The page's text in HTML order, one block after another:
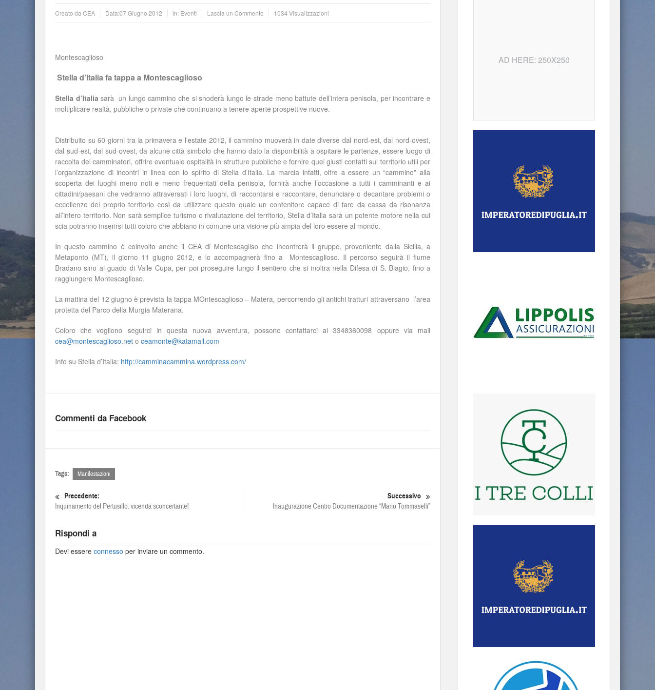
Creato da CEA Data:07 Giugno 2012 in: Eventi Lascia un Commento 1034 Visualizzazioni
Montescaglioso
Stella d’Italia fa tappa a Montescaglioso
Stella d’Italia sarà un lungo cammino che si snoderà lungo le strade meno battute dell’intera penisola, per incontrare e
moltiplicare realtà, pubbliche o private che continuano a tenere aperte prospettive nuove.
Distribuito su 60 giorni tra la primavera e l’estate 2012, il cammino muoverà in date diverse dal nord-est, dal nord-ovest,
dal sud-est, dal sud-ovest, da alcune città simbolo che hanno dato la disponibilità a ospitare le partenze, essere luogo di
raccolta dei camminatori, offrire eventuale ospitalità in strutture pubbliche e fornire quei giusti contatti sul territorio utili per
l’organizzazione di incontri in linea con lo spirito di Stella d’Italia. La marcia infatti, oltre a essere un “cammino” alla
scoperta dei luoghi meno noti e meno frequentati della penisola, fornirà anche l’occasione a tutti i camminanti e ai
cittadini/paesani che vedranno attraversati i loro luoghi, di raccontarsi e raccontare, denunciare o decantare problemi o
eccellenze del proprio territorio così da utilizzare questo quale un contenitore capace di fare da cassa da risonanza
all’intero territorio. Non sarà semplice turismo o rivalutazione del territorio, Stella d’Italia sarà un potente motore nella cui
scia potranno inserirsi tutti coloro che abbiano in comune una visione più ampia del loro essere al mondo.
In questo cammino è coinvolto anche il CEA di Montescagliso che incontrerà il gruppo, proveniente dalla Sicilia, a
Metaponto (MT), il giorno 11 giugno 2012, e lo accompagnerà fino a Montescaglioso. Il percorso seguirà il fiume
Bradano sino al guado di Valle Cupa, per poi proseguire lungo il sentiero che si inoltra nella Difesa di S. Biagio, fino a
raggiungere Montescaglioso.
La mattina del 12 giugno è prevista la tappa MOntescaglioso – Matera, percorrendo gli antichi tratturi attraversano l’area
protetta del Parco della Murgia Materana.
Coloro che vogliono seguirci in questa nuova avventura, possono contattarci al 3348360098 oppure via mail
cea@montescaglioso.net o ceamonte@katamail.com
Info su Stella d’Italia: http://camminacammina.wordpress.com/
Commenti da Facebook
Tags: Manifestazioni
Precedente:
Inquinamento del Pertusillo: vicenda sconcertante!
Successivo
Inaugurazione Centro Documentazione “Mario Tommaselli”
Rispondi a
Devi essere connesso per inviare un commento.
AD HERE: 250X250